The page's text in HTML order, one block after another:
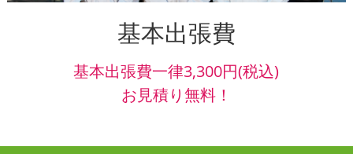
基本出張費
基本出張費一律3,300円(税込)
お見積り無料！